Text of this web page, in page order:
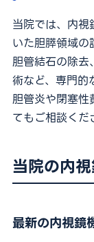
当院では、内
いた胆膵領域の
胆管結石の除
術など、専門的
胆管炎や閉塞性
てもご相談くだ
当院の内
最新の内視鏡